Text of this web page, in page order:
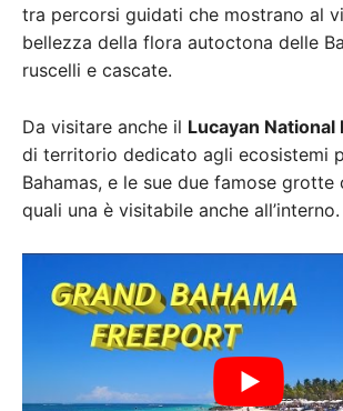
tra percorsi guidati che mostrano al
bellezza della flora autoctona delle
ruscelli e cascate.
Da visitare anche il Lucayan National
di territorio dedicato agli ecosistemi
Bahamas, e le sue due famose grotte
quali una è visitabile anche all’interno.